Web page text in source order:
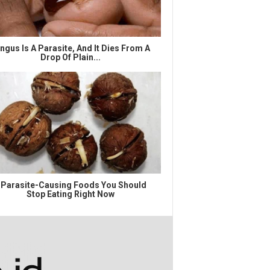
Is A Parasite, And It Dies From A
Drop Of Plain...
Causing Foods You Should
Stop Eating Right Now